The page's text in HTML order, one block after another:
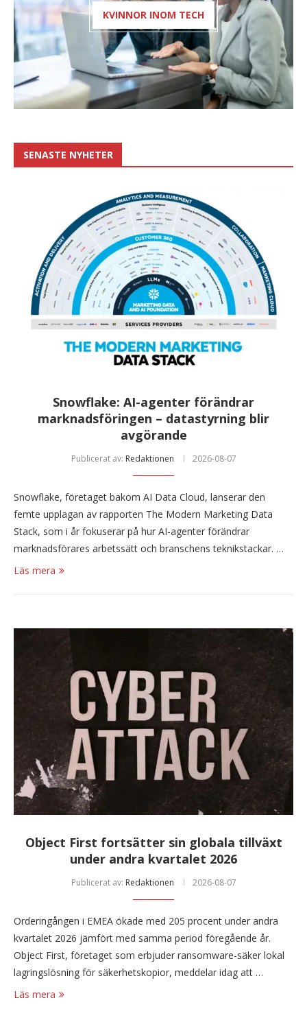
KVINNOR INOM TECH
SENASTE NYHETER
Snowflake: AI-agenter förändrar
marknadsföringen – datastyrning blir
avgörande
Publicerat av: Redaktionen 2026-08-07
Snowflake, företaget bakom AI Data Cloud, lanserar den
femte upplagan av rapporten The Modern Marketing Data
Stack, som i år fokuserar på hur AI-agenter förändrar
marknadsförares arbetssätt och branschens teknikstackar. …
Läs mera
Object First fortsätter sin globala tillväxt
under andra kvartalet 2026
Publicerat av: Redaktionen 2026-08-07
Orderingången i EMEA ökade med 205 procent under andra
kvartalet 2026 jämfört med samma period föregående år.
Object First, företaget som erbjuder ransomware-säker lokal
lagringslösning för säkerhetskopior, meddelar idag att …
Läs mera